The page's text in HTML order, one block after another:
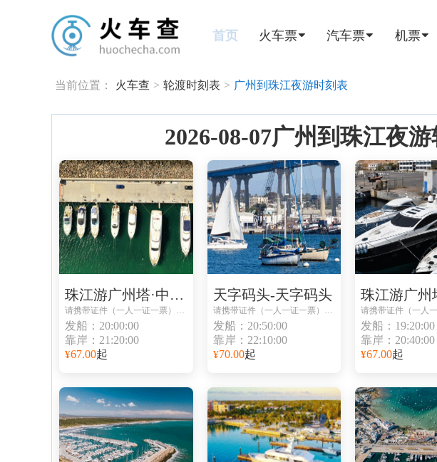
首页 火车票 汽车票 机票
当前位置： 火车查 > 轮渡时刻表 > 广州到珠江夜游时刻表
2026-08-07广州到珠江夜
珠江游广州塔·中大码头-珠江游广州塔·中大码头
请携带证件（一人一证一票）避免无法登船
发船：20:00:00
靠岸：21:20:00
¥67.00起
天字码头-天字码头
请携带证件（一人一证一票）避免无法登船
发船：20:50:00
靠岸：22:10:00
¥70.00起
发船：19:20:00
靠岸：20:40:00
¥67.00起